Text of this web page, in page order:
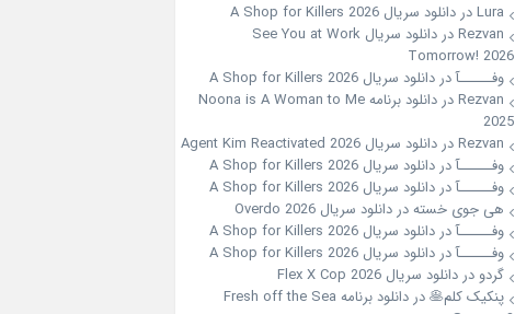
Luraدردانلود سریال A Shop for Killers 2026
Rezvanدر
دانلود سریال See You at Work
Tomorrow! 2026
وفــــــآدردانلود سریال A Shop for Killers 2026
Rezvanدر
دانلود برنامه Noona is A Woman to Me
2025
Rezvanدردانلود سریال Agent Kim Reactivated 2026
وفــــــآدردانلود سریال A Shop for Killers 2026
وفــــــآدردانلود سریال A Shop for Killers 2026
هی جوی خستهدردانلود سریال Overdo 2026
وفــــــآدردانلود سریال A Shop for Killers 2026
وفــــــآدردانلود سریال A Shop for Killers 2026
گردو دردانلود سریال Flex X Cop 2026
پنکیک کلم🥞در
دانلود برنامه Fresh off the Sea